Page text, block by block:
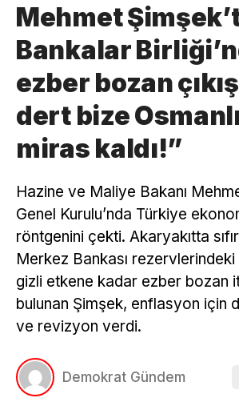
Mehmet
Bankalar
ezber bozan
dert bize
miras kaldı!”
Hazine ve Maliye Bakanı
Genel Kurulu’nda Türkiye
röntgenini çekti. Akaryakıtta
Merkez Bankası rezervlerindeki
gizli etkene kadar ezber bozan
bulunan Şimşek, enflasyon için
ve revizyon verdi.
Demokrat Gündem